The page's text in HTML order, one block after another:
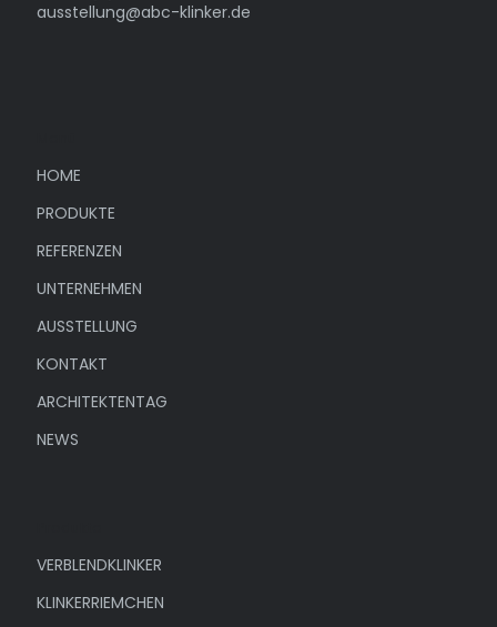
ausstellung@abc-klinker.de
HOME
PRODUKTE
REFERENZEN
UNTERNEHMEN
AUSSTELLUNG
KONTAKT
ARCHITEKTENTAG
NEWS
VERBLENDKLINKER
KLINKERRIEMCHEN